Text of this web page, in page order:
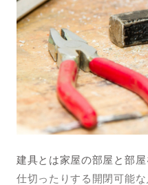
建具とは家屋の部屋と部
仕切ったりする開閉可能